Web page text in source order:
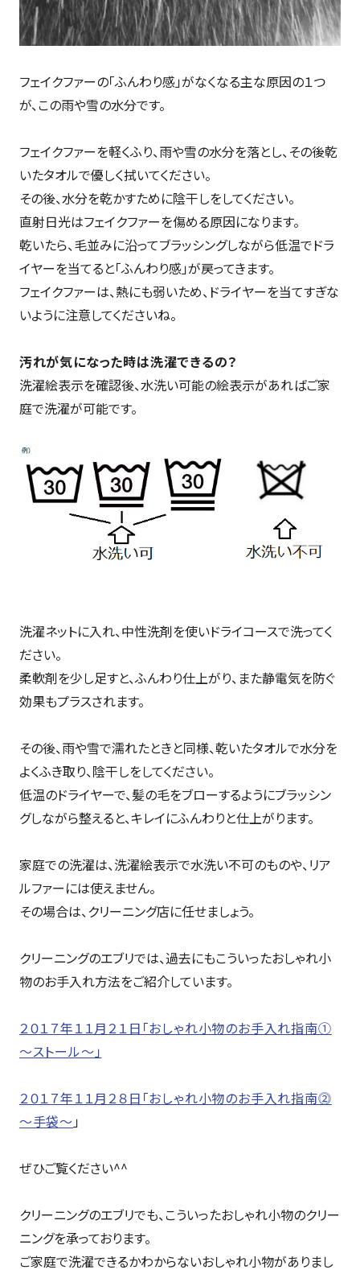
フェイクファーの「ふんわり感」がなくなる主な原因の１つ
が、この雨や雪の水分です。
フェイクファーを軽くふり、雨や雪の水分を落とし、その後乾
いたタオルで優しく拭いてください。
その後、水分を乾かすために陰干しをしてください。
直射日光はフェイクファーを傷める原因になります。
乾いたら、毛並みに沿ってブラッシングしながら低温でドラ
イヤーを当てると「ふんわり感」が戻ってきます。
フェイクファーは、熱にも弱いため、ドライヤーを当てすぎな
いように注意してくださいね。
汚れが気になった時は洗濯できるの？
洗濯絵表示を確認後、水洗い可能の絵表示があればご家
庭で洗濯が可能です。
洗濯ネットに入れ、中性洗剤を使いドライコースで洗ってく
ださい。
柔軟剤を少し足すと、ふんわり仕上がり、また静電気を防ぐ
効果もプラスされます。
その後、雨や雪で濡れたときと同様、乾いたタオルで水分を
よくふき取り、陰干しをしてください。
低温のドライヤーで、髪の毛をブローするようにブラッシン
グしながら整えると、キレイにふんわりと仕上がります。
家庭での洗濯は、洗濯絵表示で水洗い不可のものや、リア
ルファーには使えません。
その場合は、クリーニング店に任せましょう。
クリーニングのエブリでは、過去にもこういったおしゃれ小
物のお手入れ方法をご紹介しています。
２０１７年１１月２１日「おしゃれ小物のお手入れ指南①
～ストール～」
２０１７年１１月２８日「おしゃれ小物のお手入れ指南⓶
～手袋～」
ぜひご覧ください^^
クリーニングのエブリでも、こういったおしゃれ小物のクリー
ニングを承っております。
ご家庭で洗濯できるかわからないおしゃれ小物がありまし